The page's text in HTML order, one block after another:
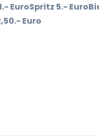
EuroSpritz 5.-
Euro